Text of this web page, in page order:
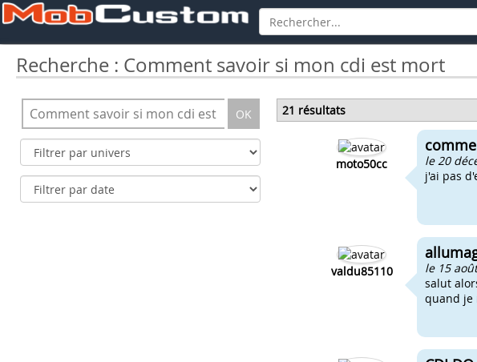
Recherche : Comment savoir si mon cdi est mort
OK 21 résultats
moto50cc
le 20
j'ai pas
valdu85110
le 15
salut
quand je